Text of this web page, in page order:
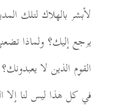
لأبشر بالهلاك لتلك
يرجع إليك؟ ولماذا
القوم الذين لا
في كل هذا ليس لنا إلا